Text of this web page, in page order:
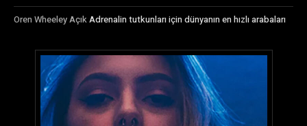
Oren WheeleyAçıkAdrenalin tutkunları için dünyanın en hızlı arabaları